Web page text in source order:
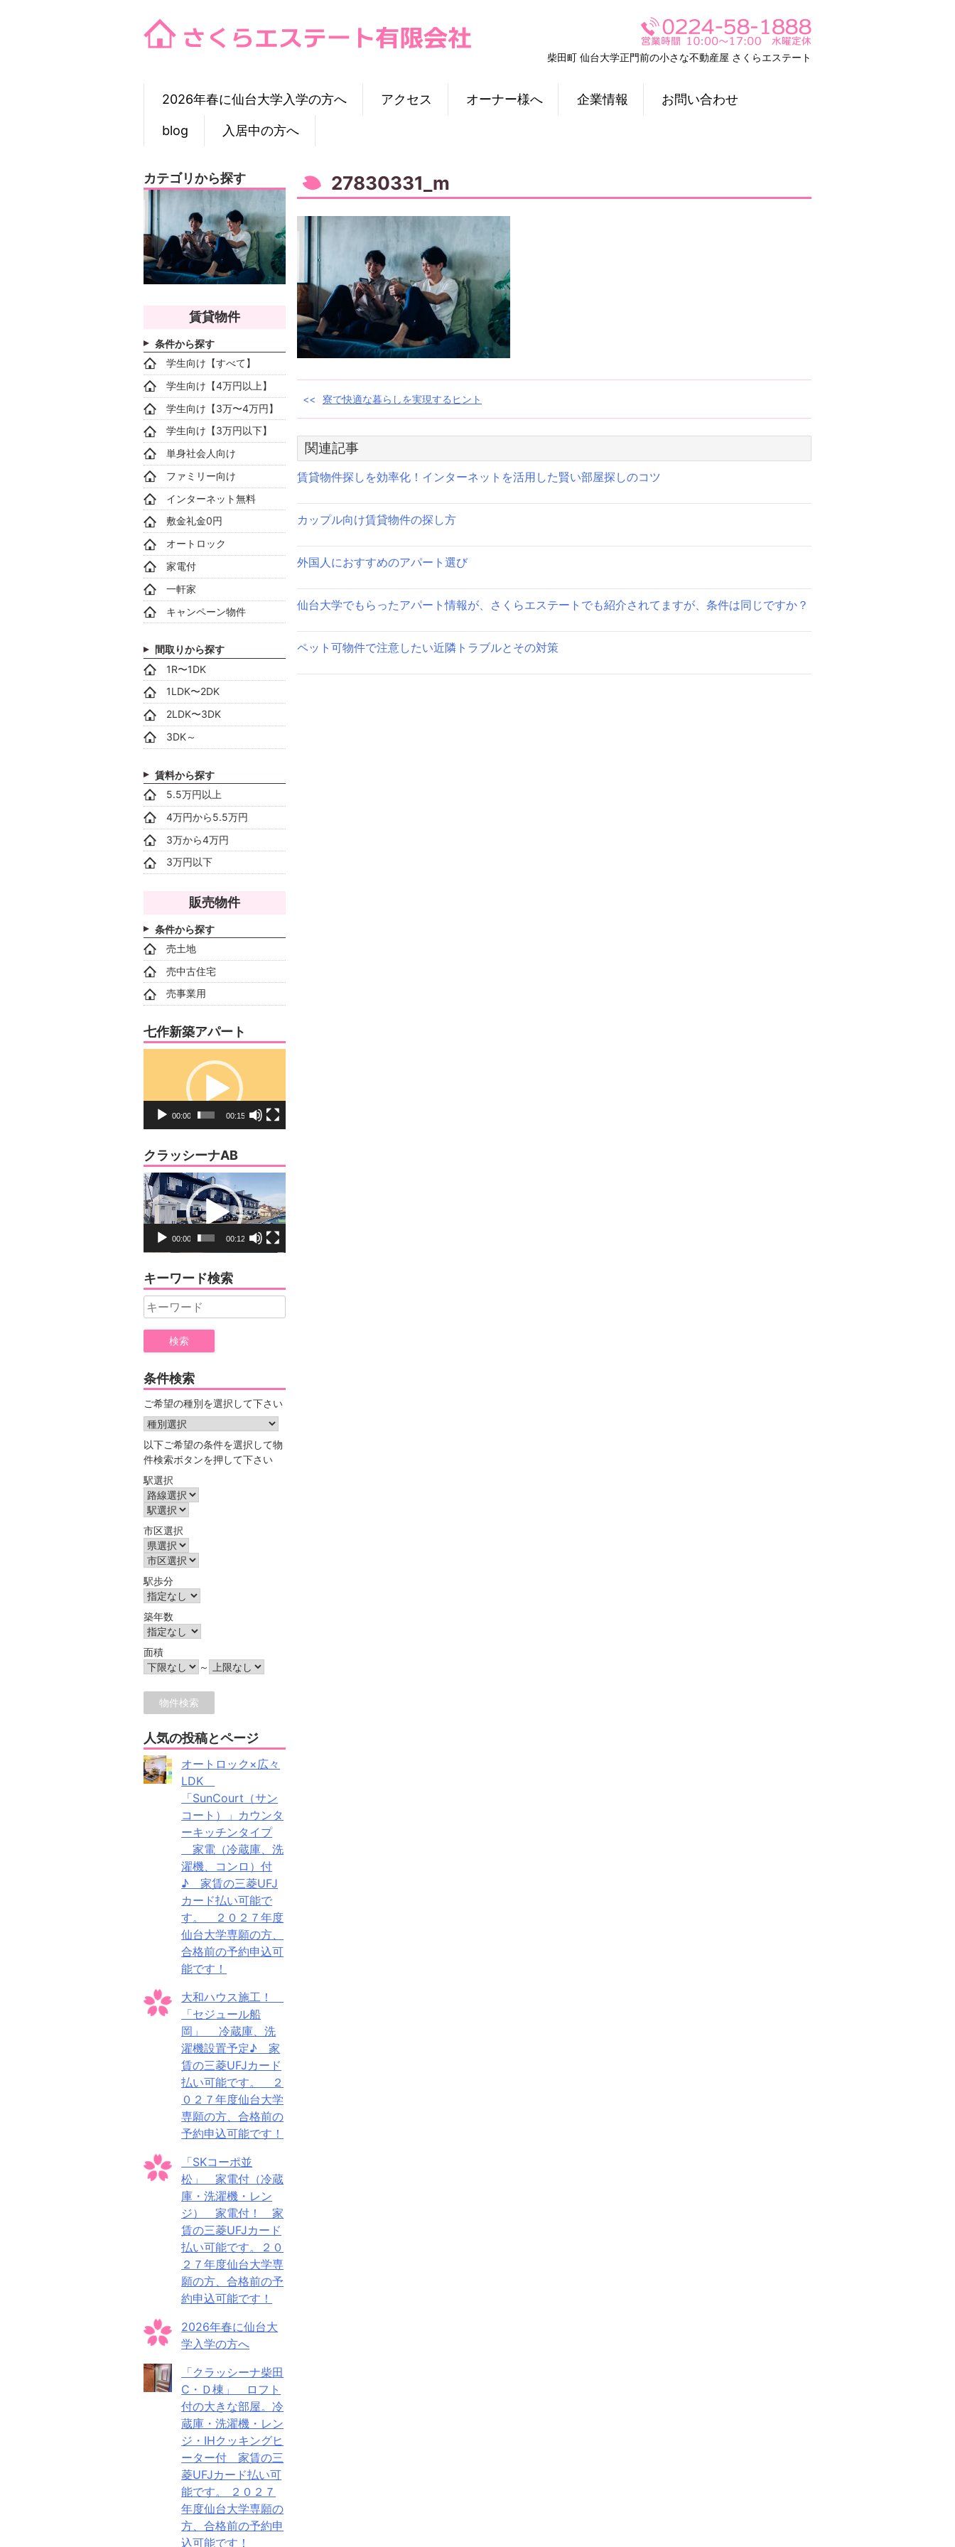
柴田町 仙台大学正門前の小さな不動産屋 さくらエステート
2026年春に仙台大学入学の方へ アクセス オーナー様へ 企業情報 お問い合わせ
blog 入居中の方へ
27830331_m
投
ナ
ビ
ゲ
ー
シ
ン
寮で快適な暮らしを実現するヒント
関連記事
賃貸物件探しを効率化！インターネットを活用した賢い部屋探しのコツ
カップル向け賃貸物件の探し方
外国人におすすめのアパート選び
仙台大学でもらったアパート情報が、さくらエステートでも紹介されてますが、条件は同じですか？
ペット可物件で注意したい近隣トラブルとその対策
カテゴリから探す
賃貸物件
条件から探す
学生向け【すべて】
学生向け【4万円以上】
学生向け【3万〜4万円】
学生向け【3万円以下】
単身社会人向け
ファミリー向け
インターネット無料
敷金礼金0円
オートロック
家電付
一軒家
キャンペーン物件
間取りから探す
1R〜1DK
1LDK〜2DK
2LDK〜3DK
3DK～
賃料から探す
5.5万円以上
4万円から5.5万円
3万から4万円
3万円以下
販売物件
条件から探す
売土地
売中古住宅
売事業用
七作新築アパート
ー
00:00 00:15
クラッシーナAB
動
画
プ
ー
00:00 00:12
キーワード検索
Search
for:
条件検索
ご希望の種別を選択して下さい
以下ご希望の条件を選択して物
件検索ボタンを押して下さい
駅選択
市区選択
駅歩分
築年数
面積
～
人気の投稿とページ
オートロック×広々
LDK
「SunCourt（サン
コート）」カウンタ
ーキッチンタイプ
家電（冷蔵庫、洗
濯機、コンロ）付
♪ 家賃の三菱UFJ
カード払い可能で
す。 ２０２７年度
仙台大学専願の方、
合格前の予約申込可
能です！
大和ハウス施工！
「セジュール船
岡」 冷蔵庫、洗
濯機設置予定♪ 家
賃の三菱UFJカード
払い可能です。 ２
０２７年度仙台大学
専願の方、合格前の
予約申込可能です！
「SKコーポ並
松」 家電付（冷蔵
庫・洗濯機・レン
ジ） 家電付！ 家
賃の三菱UFJカード
払い可能です。２０
２７年度仙台大学専
願の方、合格前の予
約申込可能です！
2026年春に仙台大
学入学の方へ
「クラッシーナ柴田
C・Ｄ棟」 ロフト
付の大きな部屋。冷
蔵庫・洗濯機・レン
ジ・IHクッキングヒ
ーター付 家賃の三
菱UFJカード払い可
能です。 ２０２７
年度仙台大学専願の
方、合格前の予約申
込可能です！